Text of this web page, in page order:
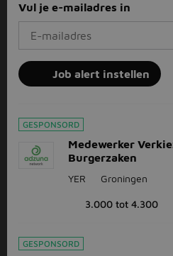
Vul je e-mailadres in
Job alert instellen
GESPONSORD
Medewerker
Burgerzaken
YER Groningen
3.000 tot 4.300
GESPONSORD